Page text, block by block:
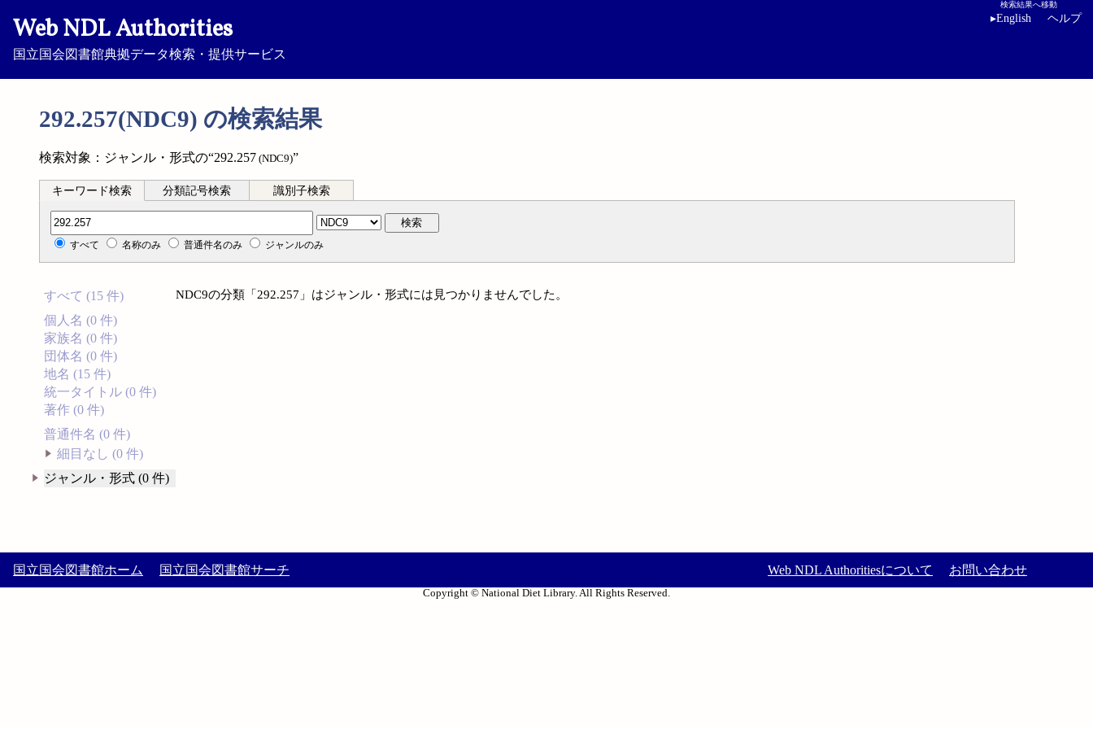
Web NDL Authorities
国立国会図書館典拠データ検索・提供サービス
検索結果へ移動
▸English ヘルプ
292.257(NDC9) の検索結果
検索対象：ジャンル・形式の“292.257 (NDC9)”
キーワード検索 分類記号検索 識別子検索
分類記号検索 検索
すべて 名称のみ 普通件名のみ ジャンルのみ
すべて (15 件)
個人名 (0 件)
家族名 (0 件)
団体名 (0 件)
地名 (15 件)
統一タイトル (0 件)
著作 (0 件)
普通件名 (0 件)
細目なし (0 件)
ジャンル・形式 (0 件)
NDC9の分類「292.257」はジャンル・形式には見つかりませんでした。
国立国会図書館ホーム 国立国会図書館サーチ Web NDL Authoritiesについて お問い合わせ
Copyright © National Diet Library. All Rights Reserved.